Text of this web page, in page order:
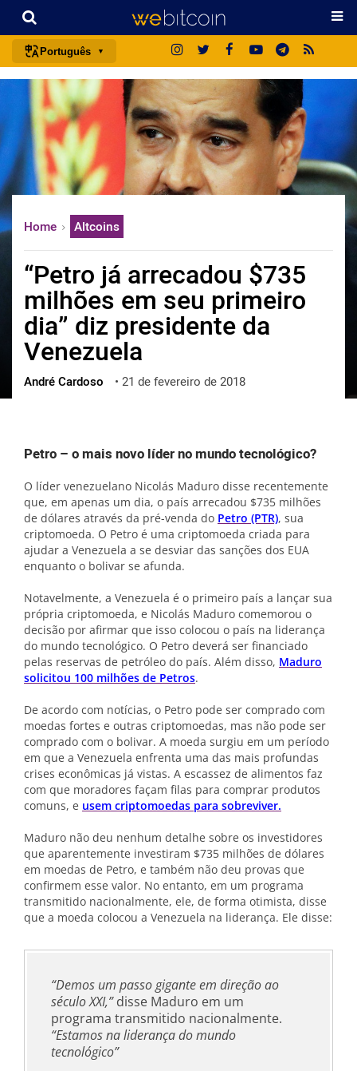
Português
português (BR)
english
español
français
italiano
日本語
русский
한국어
العربية
ไทย
ქართული
Home Altcoins
“Petro já arrecadou $735
milhões em seu primeiro
dia” diz presidente da
Venezuela
André Cardoso • 21 de fevereiro de 2018
Petro – o mais novo líder no mundo tecnológico?
O líder venezuelano Nicolás Maduro disse recentemente
que, em apenas um dia, o país arrecadou $735 milhões
de dólares através da pré-venda do Petro (PTR), sua
criptomoeda. O Petro é uma criptomoeda criada para
ajudar a Venezuela a se desviar das sanções dos EUA
enquanto o bolivar se afunda.
Notavelmente, a Venezuela é o primeiro país a lançar sua
própria criptomoeda, e Nicolás Maduro comemorou o
decisão por afirmar que isso colocou o país na liderança
do mundo tecnológico. O Petro deverá ser financiado
pelas reservas de petróleo do país. Além disso, Maduro
solicitou 100 milhões de Petros.
De acordo com notícias, o Petro pode ser comprado com
moedas fortes e outras criptomoedas, mas não pode ser
comprado com o bolivar. A moeda surgiu em um período
em que a Venezuela enfrenta uma das mais profundas
crises econômicas já vistas. A escassez de alimentos faz
com que moradores façam filas para comprar produtos
comuns, e usem criptomoedas para sobreviver.
Maduro não deu nenhum detalhe sobre os investidores
que aparentemente investiram $735 milhões de dólares
em moedas de Petro, e também não deu provas que
confirmem esse valor. No entanto, em um programa
transmitido nacionalmente, ele, de forma otimista, disse
que a moeda colocou a Venezuela na liderança. Ele disse:
“Demos um passo gigante em direção ao
século XXI,”disse Maduro em um
programa transmitido nacionalmente.
“Estamos na liderança do mundo
tecnológico”